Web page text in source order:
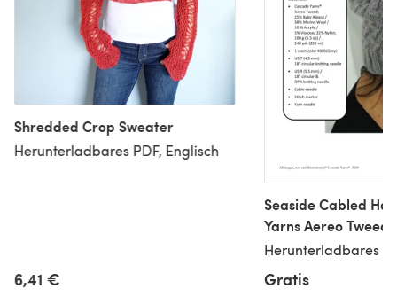
Shredded Crop Sweater
Herunterladbares PDF, Englisch
6,41 €
Seaside Cabled
Yarns Aereo Tweed
Downloadable PDF
Herunterladbares
Gratis